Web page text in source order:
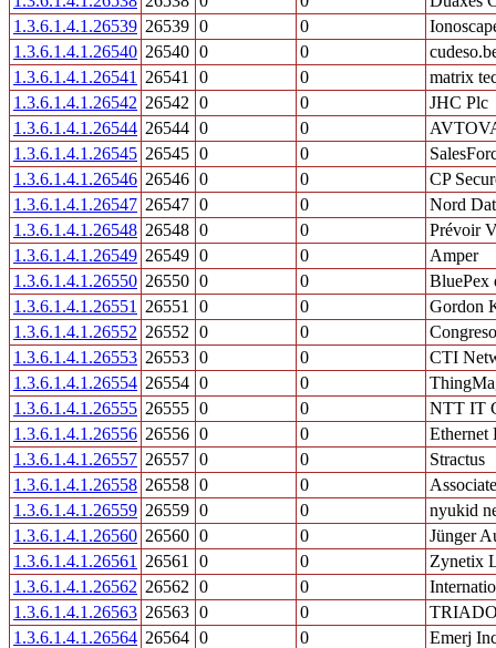
1.3.6.1.4.1.26539 26539 0 0
1.3.6.1.4.1.26540 26540 0 0
1.3.6.1.4.1.26541
26541 0 0
matrix
1.3.6.1.4.1.26542 26542 0 0
JHC Plc
1.3.6.1.4.1.26544 26544 0 0
1.3.6.1.4.1.26545 26545 0 0
1.3.6.1.4.1.26546 26546 0 0
CP
1.3.6.1.4.1.26547 26547 0 0
Nord
1.3.6.1.4.1.26548 26548 0 0
Prévoir
1.3.6.1.4.1.26549 26549 0 0
Amper
1.3.6.1.4.1.26550 26550 0 0
BluePex
1.3.6.1.4.1.26551
26551 0 0
Gordon
1.3.6.1.4.1.26552 26552 0 0
1.3.6.1.4.1.26553 26553 0 0
CTI
1.3.6.1.4.1.26554 26554 0 0
1.3.6.1.4.1.26555 26555 0 0
NTT IT
1.3.6.1.4.1.26556 26556 0 0
Ethernet
1.3.6.1.4.1.26557 26557 0 0
Stractus
1.3.6.1.4.1.26558 26558 0 0
1.3.6.1.4.1.26559 26559 0 0
nyukid
1.3.6.1.4.1.26560 26560 0 0
Jünger
1.3.6.1.4.1.26561
26561 0 0
Zynetix
1.3.6.1.4.1.26562 26562 0 0
1.3.6.1.4.1.26563 26563 0 0
1.3.6.1.4.1.26564 26564 0 0
Emerj